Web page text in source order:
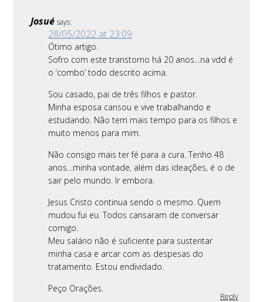
Josué says:
28/05/2022 at 23:09
Ótimo artigo.
Sofro com este transtorno há 20 anos…na vdd é
o ‘combo’ todo descrito acima.
Sou casado, pai de três filhos e pastor.
Minha esposa cansou e vive trabalhando e
estudando. Não tem mais tempo para os filhos e
muito menos para mim.
Não consigo mais ter fé para a cura. Tenho 48
anos…minha vontade, além das ideações, é o de
sair pelo mundo. Ir embora.
Jesus Cristo continua sendo o mesmo. Quem
mudou fui eu. Todos cansaram de conversar
comigo.
Meu salário não é suficiente para sustentar
minha casa e arcar com as despesas do
tratamento. Estou endividado.
Peço Orações.
Reply